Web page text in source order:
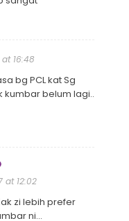
at 16:48
bg PCL kat Sg
kumbar belum lagi..
at 12:02
zi lebih prefer
ni...